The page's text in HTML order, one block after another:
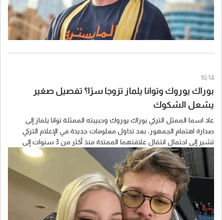
10:14
بوراك يوروك وتوانا يلماز تزوجا سرًا؟ تفصيل صغير
يشعل الشكوك
عاد اسما الممثل التركي بوراك يوروك وحبيبته الممثلة توانا يلماز إلى
صدارة اهتمام الجمهور، بعد تداول معلومات جديدة في الإعلام التركي
تشير إلى احتمال انتقال علاقتهما الممتدة منذ أكثر من 3 سنوات إلى
الزواج، من دون إعلان رسمي حتى الآن.